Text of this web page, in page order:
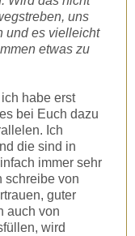
uns
und es vielleicht
etwas zu
habe erst
bei Euch dazu
Ich
die sind in
immer sehr
schreibe von
guter
auch von
wird